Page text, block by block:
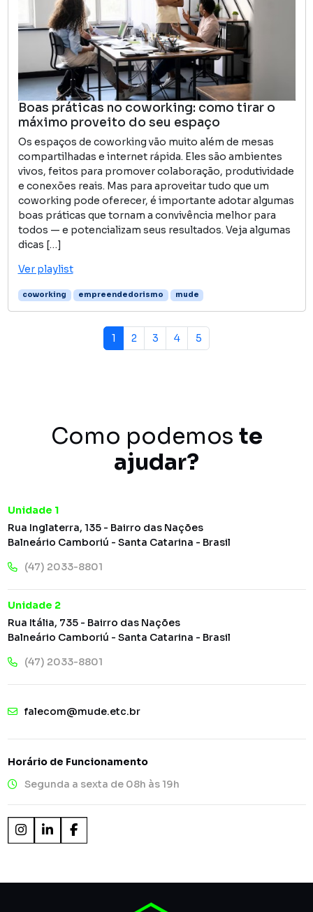
Boas práticas no coworking: como tirar o
máximo proveito do seu espaço
Os espaços de coworking vão muito além de mesas
compartilhadas e internet rápida. Eles são ambientes
vivos, feitos para promover colaboração, produtividade
e conexões reais. Mas para aproveitar tudo que um
coworking pode oferecer, é importante adotar algumas
boas práticas que tornam a convivência melhor para
todos — e potencializam seus resultados. Veja algumas
dicas […]
Ver playlist
coworking empreendedorismo mude
Current Page
1 Page
2 Page
3 Page
4 Page
5
Como podemos te
ajudar?
Unidade 1
Rua Inglaterra, 135 - Bairro das Nações
Balneário Camboriú - Santa Catarina - Brasil
(47) 2033-8801
Unidade 2
Rua Itália, 735 - Bairro das Nações
Balneário Camboriú - Santa Catarina - Brasil
(47) 2033-8801
falecom@mude.etc.br
Horário de Funcionamento
Segunda a sexta de 08h às 19h